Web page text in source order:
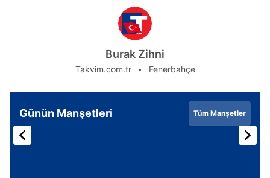
Burak Zihni
Takvim.com.tr Fenerbahçe
Günün Manşetleri Tüm Manşetler